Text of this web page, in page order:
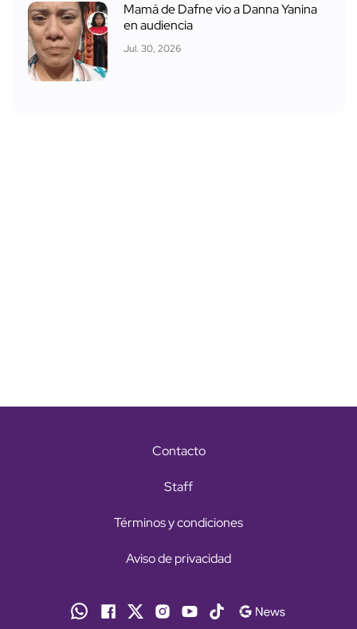
Mamá de Dafne vio a Danna Yanina
en audiencia
Jul. 30, 2026
Contacto
Staff
Términos y condiciones
Aviso de privacidad